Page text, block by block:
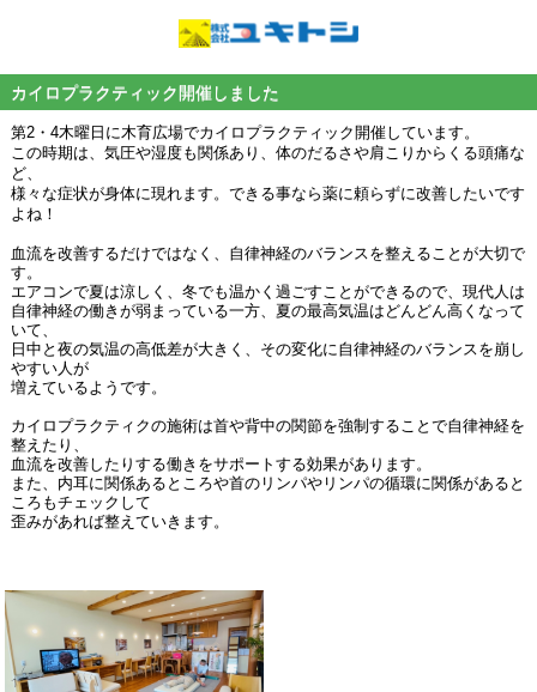
カイロプラクティック開催しました
第2・4木曜日に木育広場でカイロプラクティック開催しています。
この時期は、気圧や湿度も関係あり、体のだるさや肩こりからくる頭痛な
ど、
様々な症状が身体に現れます。 できる事なら薬に頼らずに改善したいです
よね！
血流を改善するだけではなく、自律神経のバランスを整えることが大切で
す。
エアコンで夏は涼しく、冬でも温かく過ごすことができるので、現代人は
自律神経の働きが弱まっている一方、夏の最高気温はどんどん高くなって
いて、
日中と夜の気温の高低差が大きく、その変化に自律神経のバランスを崩し
やすい人が
増えているようです。
カイロプラクティクの施術は首や背中の関節を強制することで自律神経を
整えたり、
血流を改善したりする働きをサポートする効果があります。
また、内耳に関係あるところや首のリンパやリンパの循環に関係があると
ころもチェックして
歪みがあれば整えていきます。